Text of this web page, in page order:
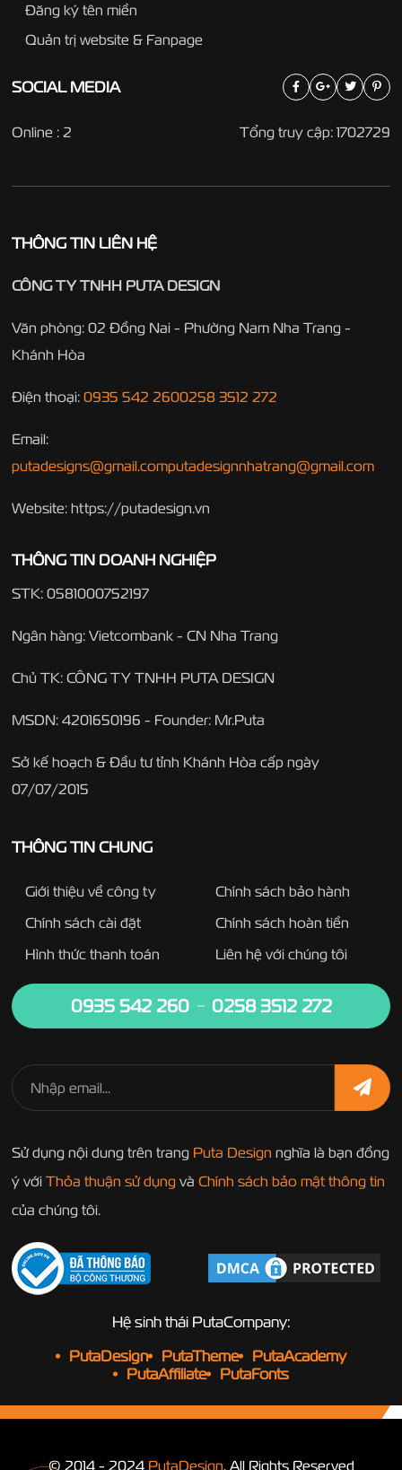
Đăng ký tên miền
Quản trị website & Fanpage
SOCIALMEDIA
Tổng truy cập: 1702729
Online : 2
THÔNG TIN LIÊN HỆ
CÔNG TY TNHH PUTA DESIGN
Văn phòng: 02 Đồng Nai - Phường Nam Nha Trang -
Khánh Hòa
Điện thoại: 0935 542 2600258 3512 272
Email:
putadesigns@gmail.computadesignnhatrang@gmail.com
Website: https://putadesign.vn
THÔNG TIN DOANH NGHIỆP
STK: 0581000752197
Ngân hàng: Vietcombank - CN Nha Trang
Chủ TK: CÔNG TY TNHH PUTA DESIGN
MSDN: 4201650196 - Founder: Mr.Puta
Sở kế hoạch & Đầu tư tỉnh Khánh Hòa cấp ngày
07/07/2015
THÔNG TIN CHUNG
Giới thiệu về công ty
Chính sách bảo hành
Chính sách cài đặt
Chính sách hoàn tiền
Hình thức thanh toán
Liên hệ với chúng tôi
0935 542 260 0258 3512 272
Sử dụng nội dung trên trang Puta Design nghĩa là bạn đồng
ý với Thỏa thuận sử dụngvà Chính sách bảo mật thông tin
của chúng tôi.
Hệ sinh thái PutaCompany:
PutaDesign
PutaTheme
PutaAcademy
PutaAffiliate
PutaFonts
© 2014 - 2024 PutaDesign . All Rights Reserved